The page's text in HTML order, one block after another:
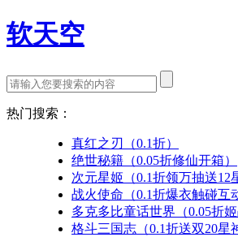
软天空
热门搜索：
真红之刃（0.1折）
绝世秘籍（0.05折修仙开箱）
次元星姬（0.1折领万抽送12
战火使命（0.1折爆衣触碰互
多克多比童话世界（0.05折姬
格斗三国志（0.1折送双20星